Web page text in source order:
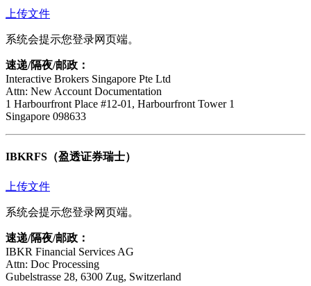
上传文件
系统会提示您登录网页端。
速递/隔夜/邮政：
Interactive Brokers Singapore Pte Ltd
Attn: New Account Documentation
1 Harbourfront Place #12-01, Harbourfront Tower 1
Singapore 098633
IBKRFS（盈透证券瑞士）
上传文件
系统会提示您登录网页端。
速递/隔夜/邮政：
IBKR Financial Services AG
Attn: Doc Processing
Gubelstrasse 28, 6300 Zug, Switzerland